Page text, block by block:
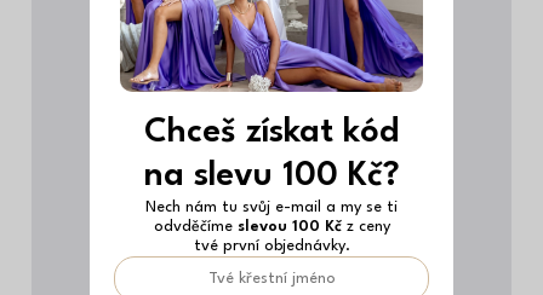
Chceš získat kód
na slevu 100 Kč?
Nech nám tu svůj e-mail a my se ti
odvděčíme slevou 100 Kčz ceny
tvé první objednávky.